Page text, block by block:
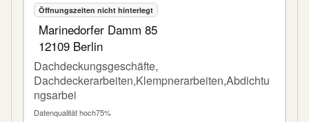
Öffnungszeiten nicht hinterlegt
Marinedorfer Damm 85
12109 Berlin
Dachdeckungsgeschäfte,
Dachdeckerarbeiten,Klempnerarbeiten,Abdichtu
ngsarbei
Datenqualität hoch75%